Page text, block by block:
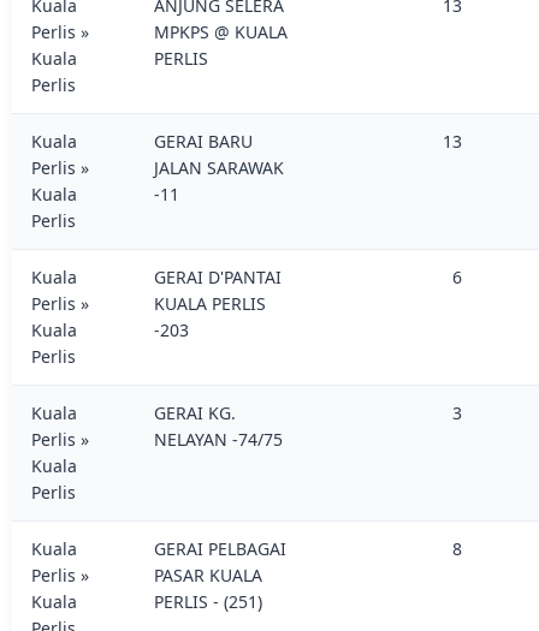
Kuala
Perlis »
Kuala
Perlis
ANJUNG SELERA
MPKPS @ KUALA
PERLIS
13
Kuala
Perlis »
Kuala
Perlis
GERAI BARU
JALAN SARAWAK
-11
13
Kuala
Perlis »
Kuala
Perlis
GERAI D'PANTAI
KUALA PERLIS
-203
6
Kuala
Perlis »
Kuala
Perlis
GERAI KG.
NELAYAN -74/75
3
Kuala
Perlis »
Kuala
GERAI PELBAGAI
PASAR KUALA
PERLIS - (251)
8